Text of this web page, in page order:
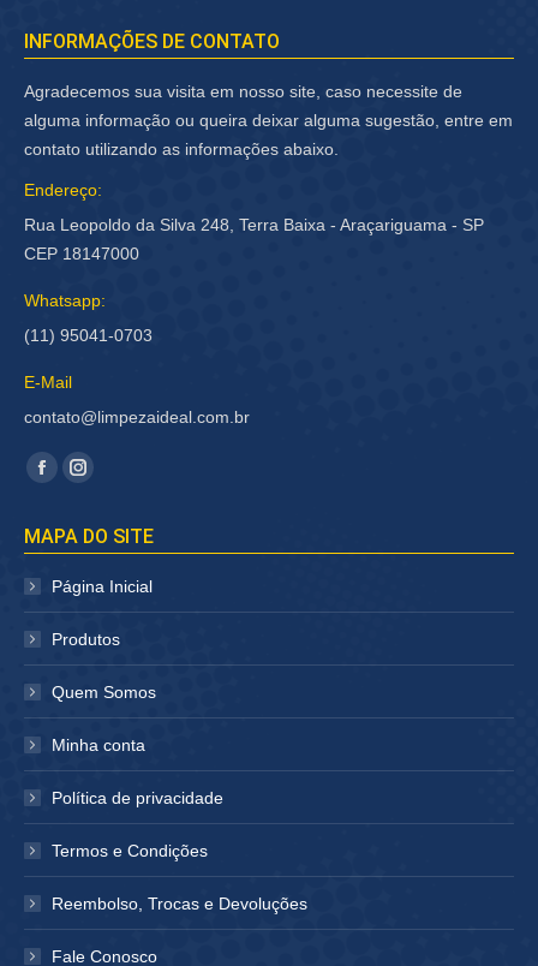
INFORMAÇÕES DE CONTATO
Agradecemos sua visita em nosso site, caso necessite de
alguma informação ou queira deixar alguma sugestão, entre em
contato utilizando as informações abaixo.
Endereço:
Rua Leopoldo da Silva 248, Terra Baixa - Araçariguama - SP
CEP 18147000
Whatsapp:
(11) 95041-0703
E-Mail
contato@limpezaideal.com.br
Encontre-nos em:
Facebook
abre
em
janela
Instagram
abre
janela
MAPA DO SITE
Página Inicial
Produtos
Quem Somos
Minha conta
Política de privacidade
Termos e Condições
Reembolso, Trocas e Devoluções
Fale Conosco